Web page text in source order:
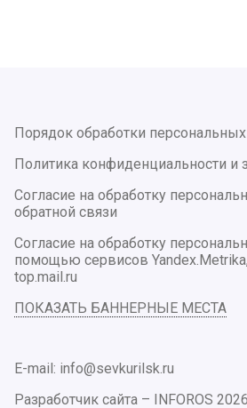
Порядок обработки
Политика конфиденциальности
Согласие на обработку
обратной связи
Согласие на обработку
помощью сервисов
top.mail.ru
ПОКАЗАТЬ БАННЕРНЫЕ МЕСТА
E-mail: info@sevkurilsk.ru
Разработчик сайта –
INFOROS 2026